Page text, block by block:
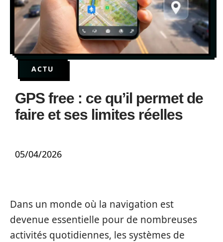
ACTU
GPS free : ce qu’il permet de
faire et ses limites réelles
05/04/2026
Dans un monde où la navigation est
devenue essentielle pour de nombreuses
activités quotidiennes, les systèmes de